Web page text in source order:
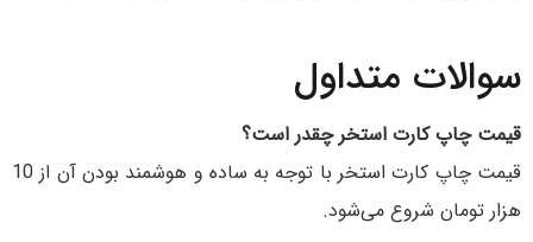
سوالات متداول
قیمت چاپ کارت استخر چقدر است؟
قیمت چاپ کارت استخر با توجه به ساده و هوشمند بودن آن از 10
هزار تومان شروع می‌شود.